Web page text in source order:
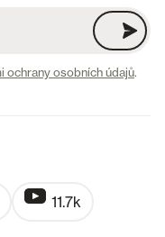
ochrany osobních údajů.
11.7k